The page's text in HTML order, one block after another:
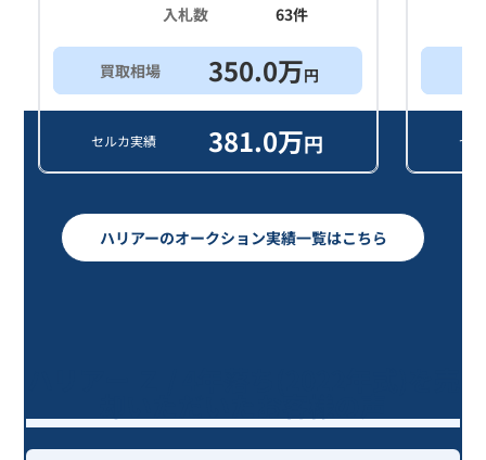
入札数
63件
買取相場 350.0万円
セルカ実績 381.0万円 セ
ハリアーのオークション実績一覧はこちら